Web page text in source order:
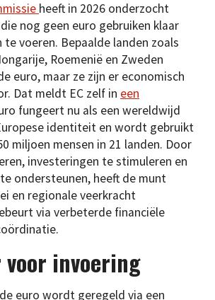
heeft in 2026 onderzocht
nog geen euro gebruiken klaar
te voeren. Bepaalde landen zoals
Roemenië en Zweden
euro, maar ze zijn er economisch
Dat meldt EC zelf in een
fungeert nu als een wereldwijd
identiteit en wordt gebruikt
miljoen mensen in 21 landen. Door
investeringen te stimuleren en
ondersteunen, heeft de munt
en regionale veerkracht
via verbeterde financiële
invoering
euro wordt geregeld via een